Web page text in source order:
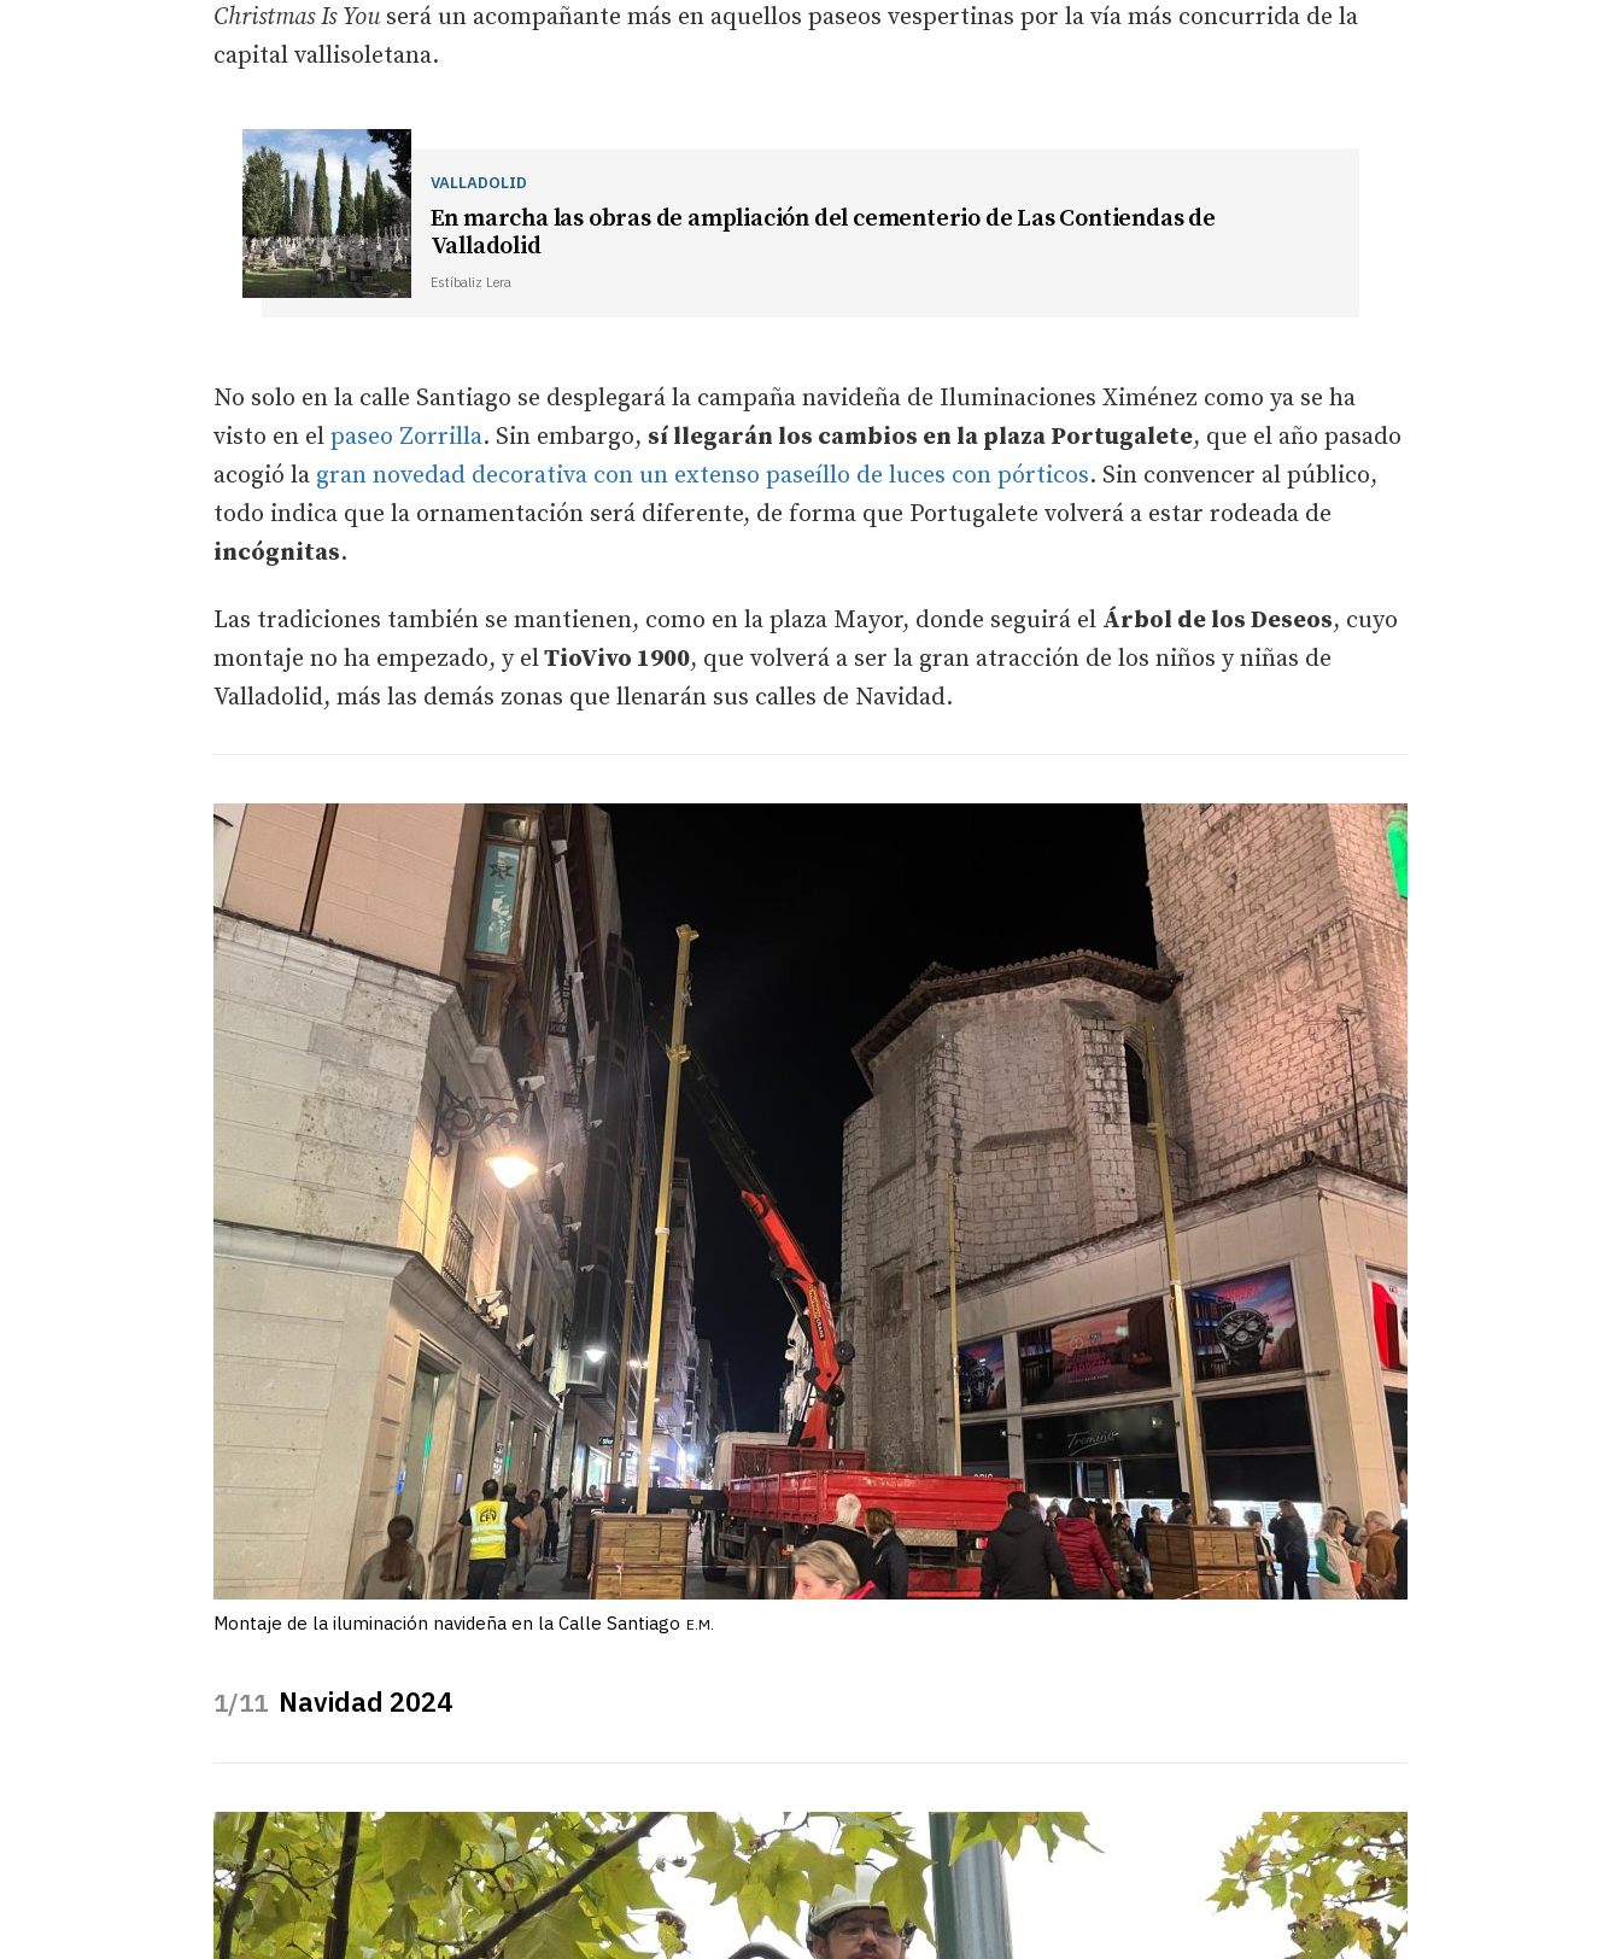
Christmas Is Youserá un acompañante más en aquellos paseos vespertinas por la vía más concurrida de la
capital vallisoletana.
VALLADOLID
En marcha las obras de ampliación del cementerio de Las Contiendas de
Valladolid
Estíbaliz Lera
No solo en la calle Santiago se desplegará la campaña navideña de Iluminaciones Ximénez como ya se ha
visto en el paseo Zorrilla. Sin embargo, sí llegarán los cambios en la plaza Portugalete, que el año pasado
acogió la gran novedad decorativa con un extenso paseíllo de luces con pórticos. Sin convencer al público,
todo indica que la ornamentación será diferente, de forma que Portugalete volverá a estar rodeada de
incógnitas.
Las tradiciones también se mantienen, como en la plaza Mayor, donde seguirá el Árbol de los Deseos, cuyo
montaje no ha empezado, y elTioVivo 1900, que volverá a ser la gran atracción de los niños y niñas de
Valladolid, más las demás zonas que llenarán sus calles de Navidad.
Montaje de la iluminación navideña en la Calle Santiago E.M.
/11 Navidad 2024